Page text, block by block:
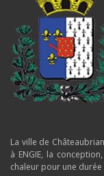
La ville de
à ENGIE, la
chaleur pour une durée